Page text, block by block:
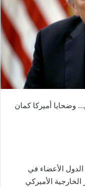
وضحايا أميركا كمان
الأعضاء في
الأميركي